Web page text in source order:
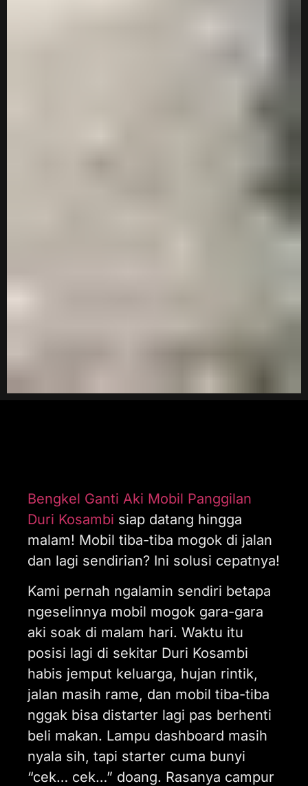
Bengkel Ganti Aki Mobil Panggilan
Duri Kosambi siap datang hingga
malam! Mobil tiba-tiba mogok di jalan
dan lagi sendirian? Ini solusi cepatnya!
Kami pernah ngalamin sendiri betapa
ngeselinnya mobil mogok gara-gara
aki soak di malam hari. Waktu itu
posisi lagi di sekitar Duri Kosambi
habis jemput keluarga, hujan rintik,
jalan masih rame, dan mobil tiba-tiba
nggak bisa distarter lagi pas berhenti
beli makan. Lampu dashboard masih
nyala sih, tapi starter cuma bunyi
“cek… cek…” doang. Rasanya campur